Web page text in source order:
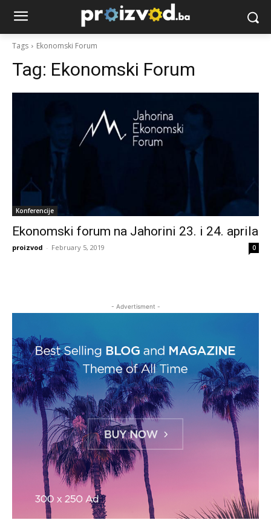
Tags Ekonomski Forum
Tag: Ekonomski Forum
Konferencije
Ekonomski forum na Jahorini 23. i 24. aprila
proizvod - February 5, 2019 0
- Advertisment -